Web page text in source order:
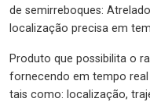
de semirreboques:
localização precisa em
Produto que possibilita o
fornecendo em tempo
tais como: localização,